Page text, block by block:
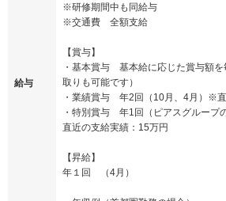
給与
※研修期間中も同給与
※交通費 全額支給
【賞与】
・基本賞与 基本給に応じた賞与額
取りも可能です）
・業績賞与 年2回（10月、4月）※
・特別賞与 年1回（ピアスグループ
直近の支給実績：15万円
【昇給】
年１回 （4月）